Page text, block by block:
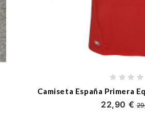
Camiseta España Primera
22,90 €